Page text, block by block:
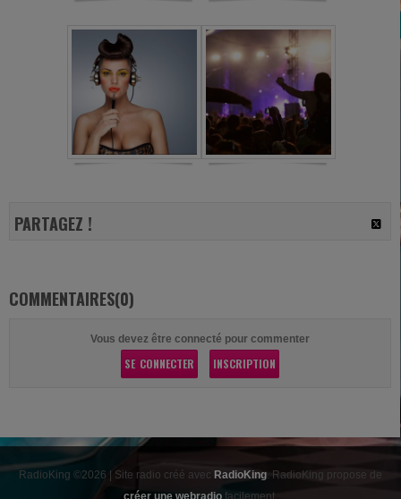
PARTAGEZ !
COMMENTAIRES(0)
Vous devez être connecté pour commenter
SE CONNECTER INSCRIPTION
RadioKing ©2026 | Site radio créé avec RadioKing . RadioKing propose de
créer une webradio facilement.